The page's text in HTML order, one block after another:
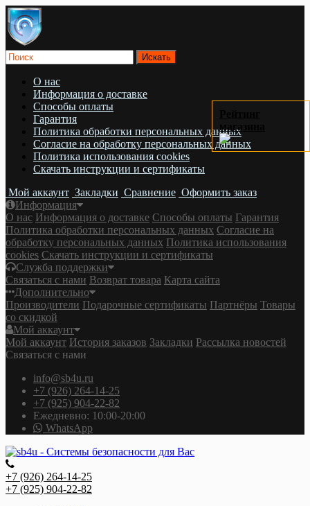
О нас
Информация о доставке
Cпособы оплаты
Гарантия
Политика обработки персональных данных
Согласие на обработку персональных данных
Политика использования cookies
Скачать инструкции и сертификаты
Мой аккаунт Закладки Сравнение Оформить заказ
Информация
О нас Информация о доставке Cпособы оплаты Гарантия
Политика обработки персональных данных Согласие на
обработку персональных данных Политика использования
cookies Скачать инструкции и сертификаты
Служба поддержки
Связаться с нами Возврат товара Карта сайта
Дополнительно
Производители Подарочные сертификаты Партнёры Товары
со скидкой
Мой аккаунт
Мой аккаунт История заказов Закладки Рассылка новостей
Связаться с нами
info@sb4u.ru
+7 (926) 264-14-25
+7 (925) 904-22-82
Ежедневно: 10:00-20:00
WhatsApp
+7 (926) 264-14-25
+7 (925) 904-22-82